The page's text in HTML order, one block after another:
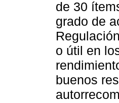
de 30
grado de
o útil en
buenos